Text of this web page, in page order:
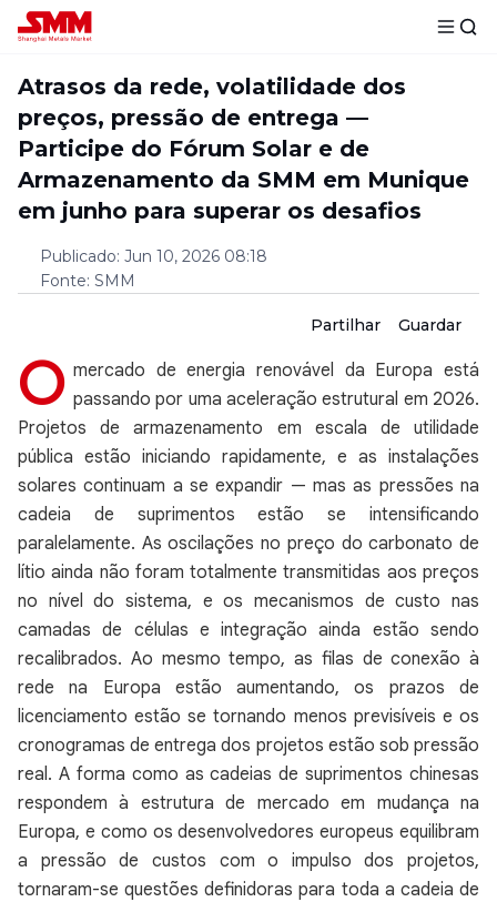
Atrasos da rede, volatilidade dos
preços, pressão de entrega —
Participe do Fórum Solar e de
Armazenamento da SMM em Munique
em junho para superar os desafios
Publicado: Jun 10, 2026 08:18
Fonte: SMM
Partilhar Guardar
O mercado de energia renovável da Europa está
passando por uma aceleração estrutural em 2026.
Projetos de armazenamento em escala de utilidade
pública estão iniciando rapidamente, e as instalações
solares continuam a se expandir — mas as pressões na
cadeia de suprimentos estão se intensificando
paralelamente. As oscilações no preço do carbonato de
lítio ainda não foram totalmente transmitidas aos preços
no nível do sistema, e os mecanismos de custo nas
camadas de células e integração ainda estão sendo
recalibrados. Ao mesmo tempo, as filas de conexão à
rede na Europa estão aumentando, os prazos de
licenciamento estão se tornando menos previsíveis e os
cronogramas de entrega dos projetos estão sob pressão
real. A forma como as cadeias de suprimentos chinesas
respondem à estrutura de mercado em mudança na
Europa, e como os desenvolvedores europeus equilibram
a pressão de custos com o impulso dos projetos,
tornaram-se questões definidoras para toda a cadeia de